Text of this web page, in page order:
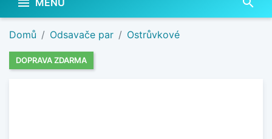
MENU
Domů Odsavače par Ostrůvkové
DOPRAVA ZDARMA